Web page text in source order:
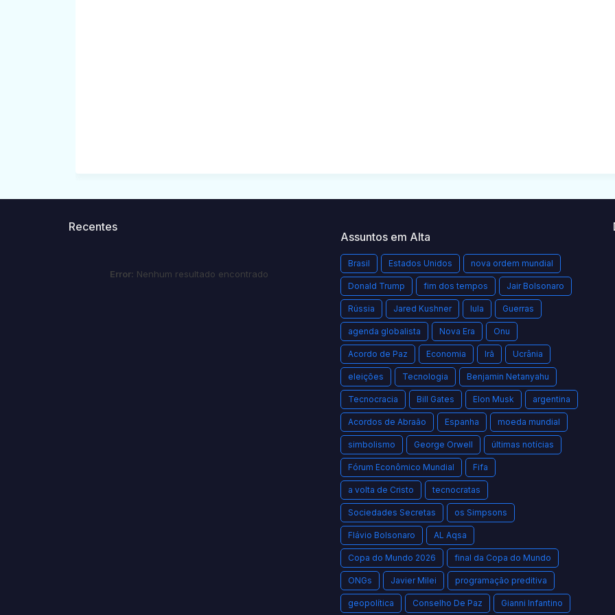
Recentes
Error: Nenhum resultado encontrado
Assuntos em Alta
Brasil Estados Unidos nova ordem mundial
Donald Trump fim dos tempos Jair Bolsonaro
Rússia Jared Kushner lula Guerras
agenda globalista Nova Era Onu
Acordo de Paz Economia Irã Ucrânia
eleições Tecnologia Benjamin Netanyahu
Tecnocracia Bill Gates Elon Musk argentina
Acordos de Abraão Espanha moeda mundial
simbolismo George Orwell últimas notícias
Fórum Econômico Mundial Fifa
a volta de Cristo tecnocratas
Sociedades Secretas os Simpsons
Flávio Bolsonaro AL Aqsa
Copa do Mundo 2026 final da Copa do Mundo
ONGs Javier Milei programação preditiva
geopolítica Conselho De Paz Gianni Infantino